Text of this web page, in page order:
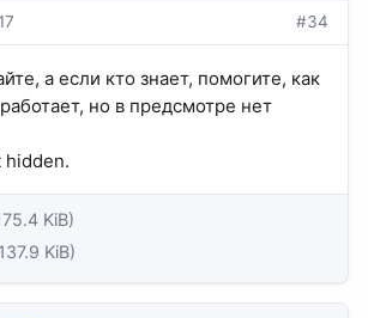
#34
а если кто знает, помогите, как
но в предсмотре нет
hidden.
KiB)
KiB)